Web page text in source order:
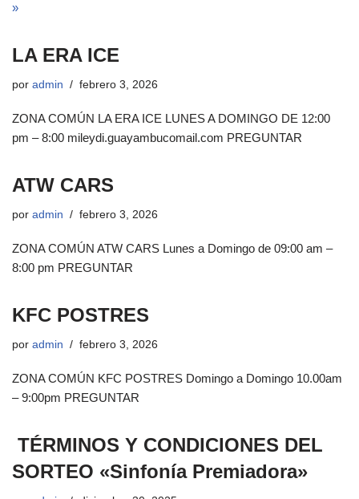
»
LA ERA ICE
por admin febrero 3, 2026
ZONA COMÚN LA ERA ICE LUNES A DOMINGO DE 12:00
pm – 8:00 mileydi.guayambucomail.com PREGUNTAR
ATW CARS
por admin febrero 3, 2026
ZONA COMÚN ATW CARS Lunes a Domingo de 09:00 am –
8:00 pm PREGUNTAR
KFC POSTRES
por admin febrero 3, 2026
ZONA COMÚN KFC POSTRES Domingo a Domingo 10.00am
– 9:00pm PREGUNTAR
TÉRMINOS Y CONDICIONES DEL
SORTEO «Sinfonía Premiadora»